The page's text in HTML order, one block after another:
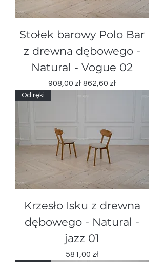
Stołek barowy Polo Bar
z drewna dębowego -
Natural - Vogue 02
Regularna cena
908,00 zł Cena rabatowa
862,60 zł
Od ręki
Krzesło Isku z drewna
dębowegо - Natural -
jazz 01
Cena
581,00 zł